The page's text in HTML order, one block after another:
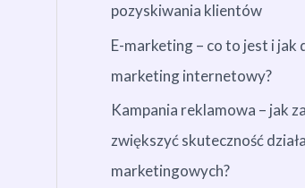
pozyskiwania klientów
E-marketing – co to jest i jak
marketing internetowy?
Kampania reklamowa – jak
zwiększyć skuteczność
marketingowych?